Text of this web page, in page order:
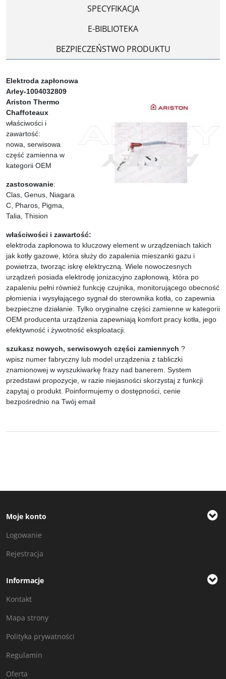
SPECYFIKACJA
E-BIBLIOTEKA
BEZPIECZEŃSTWO PRODUKTU
Elektroda zapłonowa
Arley-1004032809
Ariston Thermo
Chaffoteaux
właściwości i
zawartość:
nowa, serwisowa
część zamienna w
kategorii OEM
zastosowanie:
Clas, Genus, Niagara
C, Pharos, Pigma,
Talia, Thision
właściwości i zawartość:
elektroda zapłonowa to kluczowy element w urządzeniach takich
jak kotły gazowe, która służy do zapalenia mieszanki gazu i
powietrza, tworząc iskrę elektryczną. Wiele nowoczesnych
urządzeń posiada elektrodę jonizacyjno zapłonową, która po
zapaleniu pełni również funkcję czujnika, monitorującego obecność
płomienia i wysyłającego sygnał do sterownika kotła, co zapewnia
bezpieczne działanie. Tylko oryginalne części zamienne w kategorii
OEM producenta urządzenia zapewniają komfort pracy kotła, jego
efektywność i żywotność eksploatacji.
szukasz nowych, serwisowych części zamiennych ?
wpisz numer fabryczny lub model urządzenia z tabliczki
znamionowej w wyszukiwarkę frazy nad banerem. System
przedstawi propozycje, w razie niejasności skorzystaj z funkcji
zapytaj o produkt. Poinformujemy o dostępności, cenie
bezpośrednio na Twój email
Moje konto
Logowanie
Rejestracja
Informacje
Kontakt
Mapa strony
Polityka prywatności
Regulamin
Oferta